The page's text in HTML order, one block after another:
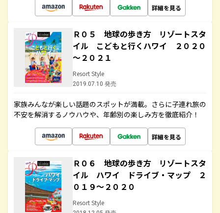
詳細を見る
Ｒ０５ 地球の歩き方 リゾートスタ
イル こどもと行くハワイ ２０２０
～２０２１
Resort Style
2019.07.10 発売
家族みんなが楽しい話題のスポットが満載。さらに子連れ旅の
不安を解消するノウハウや、年齢別の楽しみ方を徹底紹介！
詳細を見る
Ｒ０６ 地球の歩き方 リゾートスタ
イル ハワイ ドライブ・マップ ２
０１９～２０２０
Resort Style